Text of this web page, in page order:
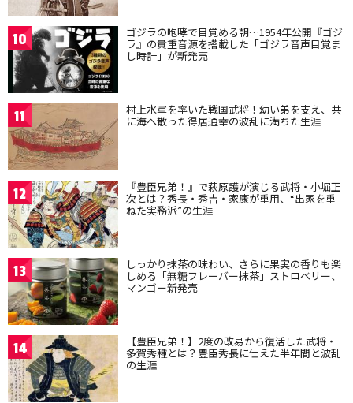
10 ゴジラの咆哮で目覚める朝…1954年公開『ゴジ
ラ』の貴重音源を搭載した「ゴジラ音声目覚ま
し時計」が新発売
11 村上水軍を率いた戦国武将！幼い弟を支え、共
に海へ散った得居通幸の波乱に満ちた生涯
12 『豊臣兄弟！』で萩原護が演じる武将・小堀正
次とは？秀長・秀吉・家康が重用、“出家を重
ねた実務派”の生涯
13 しっかり抹茶の味わい、さらに果実の香りも楽
しめる「無糖フレーバー抹茶」ストロベリー、
マンゴー新発売
14 【豊臣兄弟！】2度の改易から復活した武将・
多賀秀種とは？豊臣秀長に仕えた半年間と波乱
の生涯